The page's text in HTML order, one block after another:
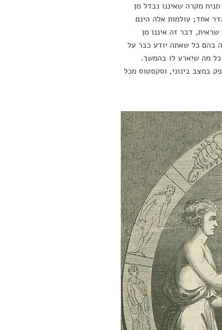
מקרה שאיננו נבדל מן
אחד; עולמות אלה הינם
דבר זה איננו מן
בהם כל שאתה יודע כבר על
מה שיארע לו בהמשך.
במצב בינוני, וסקסטוס מכל